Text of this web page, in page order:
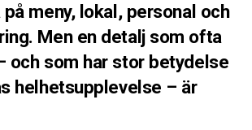
och enkel service.
tänka på när du
meny, lokal, personal och
Men en detalj som ofta
och som har stor betydelse
helhetsupplevelse – är